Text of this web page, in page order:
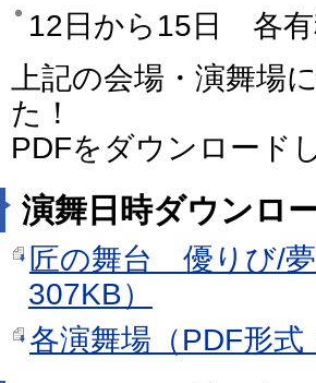
12日から15日 各有
上記の会場・演舞場
た！
PDFをダウンロード
演舞日時ダウンロ
匠の舞台 優りび/
307KB）
各演舞場（PDF形式